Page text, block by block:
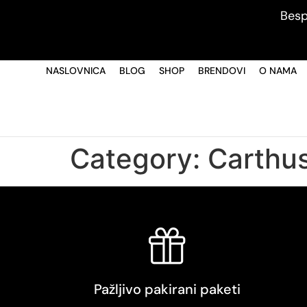
NASLOVNICA BLOG SHOP BRENDOVI O NAMA
Category:
Pažljivo pakirani paketi